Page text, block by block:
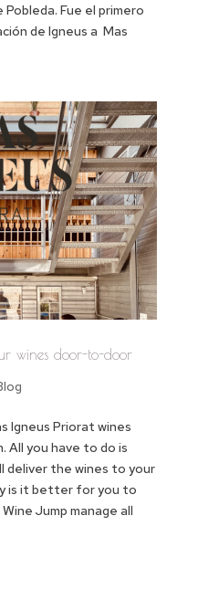
Fue el primero
de Igneus a Mas
wines door-to-door
Igneus Priorat wines
All you have to do is
deliver the wines to your
is it better for you to
Jump manage all